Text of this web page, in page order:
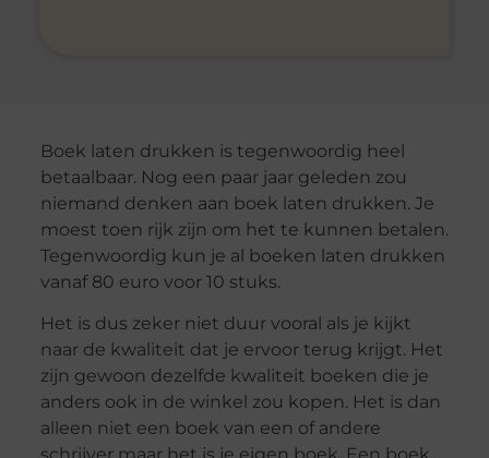
Boek laten drukken is tegenwoordig heel
betaalbaar. Nog een paar jaar geleden zou
niemand denken aan boek laten drukken. Je
moest toen rijk zijn om het te kunnen betalen.
Tegenwoordig kun je al boeken laten drukken
vanaf 80 euro voor 10 stuks.
Het is dus zeker niet duur vooral als je kijkt
naar de kwaliteit dat je ervoor terug krijgt. Het
zijn gewoon dezelfde kwaliteit boeken die je
anders ook in de winkel zou kopen. Het is dan
alleen niet een boek van een of andere